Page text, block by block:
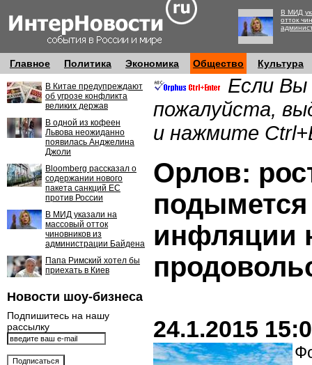
В МИД
отток
Главное Политика Экономика Общество Культура
В Китае предупреждают
об угрозе конфликта
великих держав
В одной из кофеен
Львова неожиданно
появилась Анджелина
Джоли
Bloomberg рассказал о
содержании нового
пакета санкций ЕС
против России
В МИД указали на
массовый отток
чиновников из
администрации Байдена
Папа Римский хотел бы
приехать в Киев
Новости шоу-бизнеса
Подпишитесь на нашу
рассылку
Если Вы
пожалуйста,
и нажмите
Орлов:
инфляции
24.1.2015